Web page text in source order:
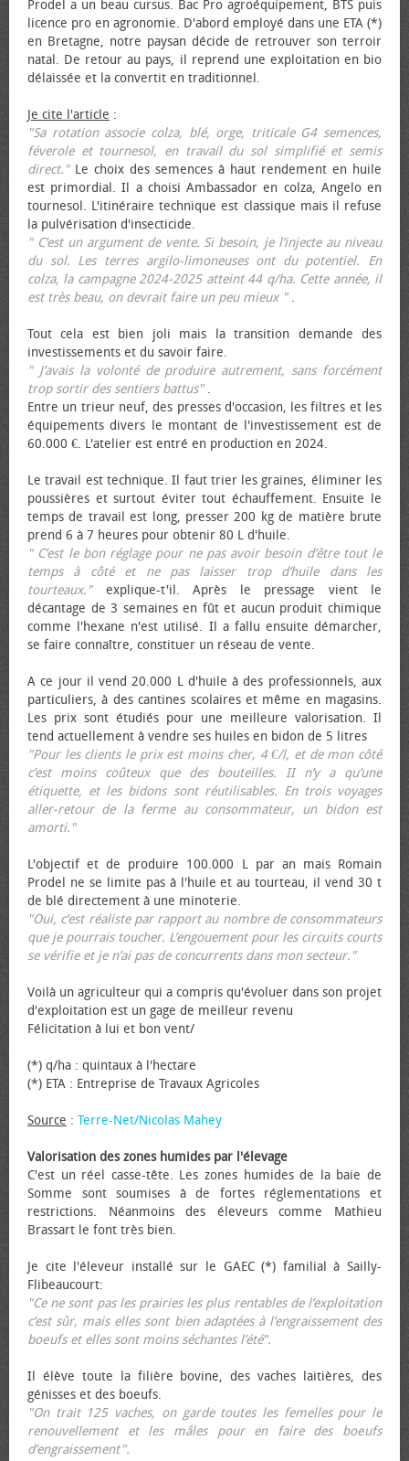
Prodel a un beau cursus. Bac Pro agroéquipement, BTS puis
licence pro en agronomie. D'abord employé dans une ETA (*)
en Bretagne, notre paysan décide de retrouver son terroir
natal. De retour au pays, il reprend une exploitation en bio
délaissée et la convertit en traditionnel.
Je cite l'article :
"Sa rotation associe colza, blé, orge, triticale G4 semences,
féverole et tournesol, en travail du sol simplifié et semis
direct."Le choix des semences à haut rendement en huile
est primordial. Il a choisi Ambassador en colza, Angelo en
tournesol. L'itinéraire technique est classique mais il refuse
la pulvérisation d'insecticide.
" C’est un argument de vente. Si besoin, je l’injecte au niveau
du sol. Les terres argilo-limoneuses ont du potentiel. En
colza, la campagne 2024-2025 atteint 44 q/ha. Cette année, il
est très beau, on devrait faire un peu mieux ".
Tout cela est bien joli mais la transition demande des
investissements et du savoir faire.
" J’avais la volonté de produire autrement, sans forcément
trop sortir des sentiers battus".
Entre un trieur neuf, des presses d'occasion, les filtres et les
équipements divers le montant de l'investissement est de
60.000 €. L'atelier est entré en production en 2024.
Le travail est technique. Il faut trier les graines, éliminer les
poussières et surtout éviter tout échauffement. Ensuite le
temps de travail est long, presser 200 kg de matière brute
prend 6 à 7 heures pour obtenir 80 L d'huile.
" C’est le bon réglage pour ne pas avoir besoin d’être tout le
temps à côté et ne pas laisser trop d’huile dans les
tourteaux."explique-t'il. Après le pressage vient le
décantage de 3 semaines en fût et aucun produit chimique
comme l'hexane n'est utilisé. Il a fallu ensuite démarcher,
se faire connaître, constituer un réseau de vente.
A ce jour il vend 20.000 L d'huile à des professionnels, aux
particuliers, à des cantines scolaires et même en magasins.
Les prix sont étudiés pour une meilleure valorisation. Il
tend actuellement à vendre ses huiles en bidon de 5 litres
"Pour les clients le prix est moins cher, 4 €/l, et de mon côté
c’est moins coûteux que des bouteilles. II n’y a qu’une
étiquette, et les bidons sont réutilisables. En trois voyages
aller-retour de la ferme au consommateur, un bidon est
amorti."
L'objectif et de produire 100.000 L par an mais Romain
Prodel ne se limite pas à l'huile et au tourteau, il vend 30 t
de blé directement à une minoterie.
"Oui, c’est réaliste par rapport au nombre de consommateurs
que je pourrais toucher. L’engouement pour les circuits courts
se vérifie et je n’ai pas de concurrents dans mon secteur."
Voilà un agriculteur qui a compris qu'évoluer dans son projet
d'exploitation est un gage de meilleur revenu
Félicitation à lui et bon vent/
(*) q/ha : quintaux à l'hectare
(*) ETA : Entreprise de Travaux Agricoles
Source : Terre-Net/Nicolas Mahey
Valorisation des zones humides par l'élevage
C'est un réel casse-tête. Les zones humides de la baie de
Somme sont soumises à de fortes réglementations et
restrictions. Néanmoins des éleveurs comme Mathieu
Brassart le font très bien.
Je cite l'éleveur installé sur le GAEC (*) familial à Sailly-
Flibeaucourt:
"Ce ne sont pas les prairies les plus rentables de l’exploitation
c’est sûr, mais elles sont bien adaptées à l’engraissement des
bœufs et elles sont moins séchantes l’été".
Il élève toute la filière bovine, des vaches laitières, des
génisses et des bœufs.
"On trait 125 vaches, on garde toutes les femelles pour le
renouvellement et les mâles pour en faire des bœufs
d’engraissement".